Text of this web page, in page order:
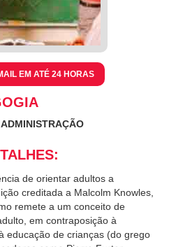
EM ATÉ 24 HORAS
de orientar adultos a
creditada a Malcolm Knowles,
remete a um conceito de
em contraposição à
educação de crianças (do grego